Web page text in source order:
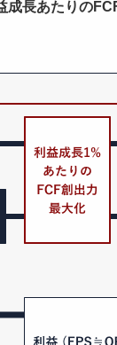
成長あたりの